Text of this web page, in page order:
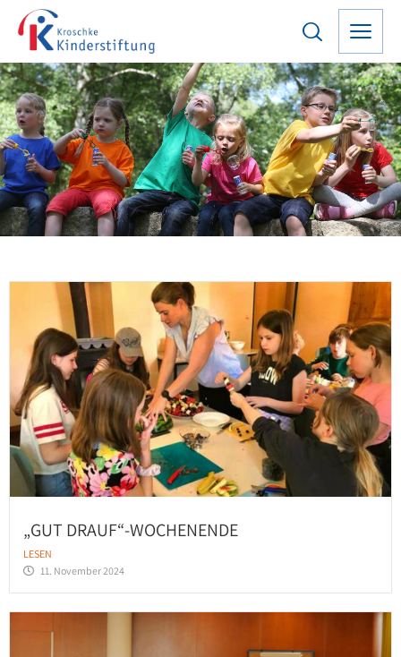
2022
Gefördert von der Kroschke
Kinderstiftung
„GUT DRAUF“-WOCHENENDE
LESEN
11. November 2024